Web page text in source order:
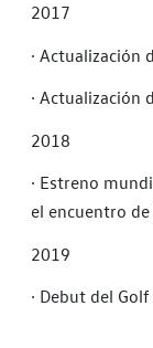
2017
· Actualización
· Actualización
2018
· Estreno
el encuentro
2019
· Debut del Golf